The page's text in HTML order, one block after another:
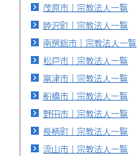
茂原市｜宗教法人一覧
睦沢町｜宗教法人一覧
南房総市｜宗教法人一覧
松戸市｜宗教法人一覧
富津市｜宗教法人一覧
船橋市｜宗教法人一覧
野田市｜宗教法人一覧
長柄町｜宗教法人一覧
流山市｜宗教法人一覧